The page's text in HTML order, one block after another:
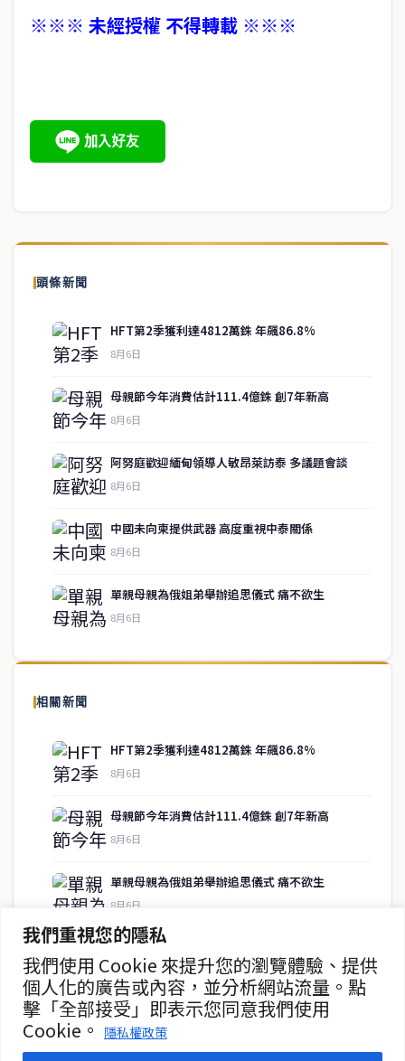
我們重視您的隱私
我們使用 Cookie 來提升您的瀏覽體驗、提供
個人化的廣告或內容，並分析網站流量。點
擊「全部接受」即表示您同意我們使用
Cookie。
隱私權政策
※※※ 未經授權 不得轉載 ※※※
頭條新聞
HFT第2季獲利達4812萬銖 年飆86.8%
8月6日
母親節今年消費估計111.4億銖 創7年新高
8月6日
阿努庭歡迎緬甸領導人敏昂萊訪泰 多議題會談
8月6日
中國未向柬提供武器 高度重視中泰關係
8月6日
單親母親為俄姐弟舉辦追思儀式 痛不欲生
8月6日
相關新聞
HFT第2季獲利達4812萬銖 年飆86.8%
8月6日
母親節今年消費估計111.4億銖 創7年新高
8月6日
單親母親為俄姐弟舉辦追思儀式 痛不欲生
8月6日
泰股5日收跌0.45% 收1609.78點
8月6日
儲蓄銀行推出SME專項貸款支持流動性
8月6日
關於我們
泰國中文新聞（TCN）是一家總部設於曼谷的中文新聞媒體，致力於
供即時、客觀、多元的中文新聞內容。
房地產
聯絡資訊
歡迎來信洽詢合作事宜
或提供新聞線索
service@thaichinesenews.com